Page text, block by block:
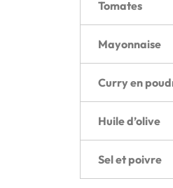
Tomates
Mayonnaise
Curry en
Huile d’olive
Sel et poivre